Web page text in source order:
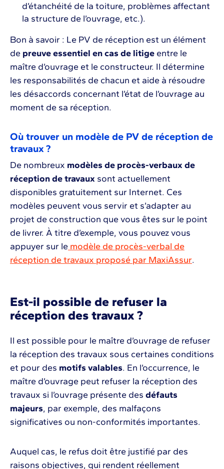
d’étanchéité de la toiture, problèmes affectant
la structure de l’ouvrage, etc.).
Bon à savoir : Le PV de réception est un élément
de preuve essentiel en cas de litige entre le
maître d’ouvrage et le constructeur. Il détermine
les responsabilités de chacun et aide à résoudre
les désaccords concernant l’état de l’ouvrage au
moment de sa réception.
Où trouver un modèle de PV de réception de
travaux ?
De nombreux modèles de procès-verbaux de
réception de travaux sont actuellement
disponibles gratuitement sur Internet. Ces
modèles peuvent vous servir et s’adapter au
projet de construction que vous êtes sur le point
de livrer. À titre d’exemple, vous pouvez vous
appuyer sur le modèle de procès-verbal de
réception de travaux proposé par MaxiAssur.
Est-il possible de refuser la
réception des travaux ?
Il est possible pour le maître d’ouvrage de refuser
la réception des travaux sous certaines conditions
et pour des motifs valables. En l’occurrence, le
maître d’ouvrage peut refuser la réception des
travaux si l’ouvrage présente des défauts
majeurs, par exemple, des malfaçons
significatives ou non-conformités importantes.
Auquel cas, le refus doit être justifié par des
raisons objectives, qui rendent réellement